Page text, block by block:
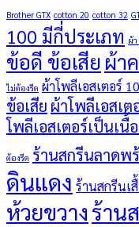
Brother GTX cotton 20 cotton 32
100 มีกี่ประเภท ผ้า
ข้อดี ข้อเสีย ผ้า
ไม่ต้องรีด ผ้าโพลีเอสเตอร์
ข้อเสีย ผ้าโพลีเอสเต
โพลีเอสเตอร์เป็นเ
ต้องรีด ร้านสกรีนลาดพ
ดินแดง ร้านสกรีนเ
ห้วยขวางร้าน